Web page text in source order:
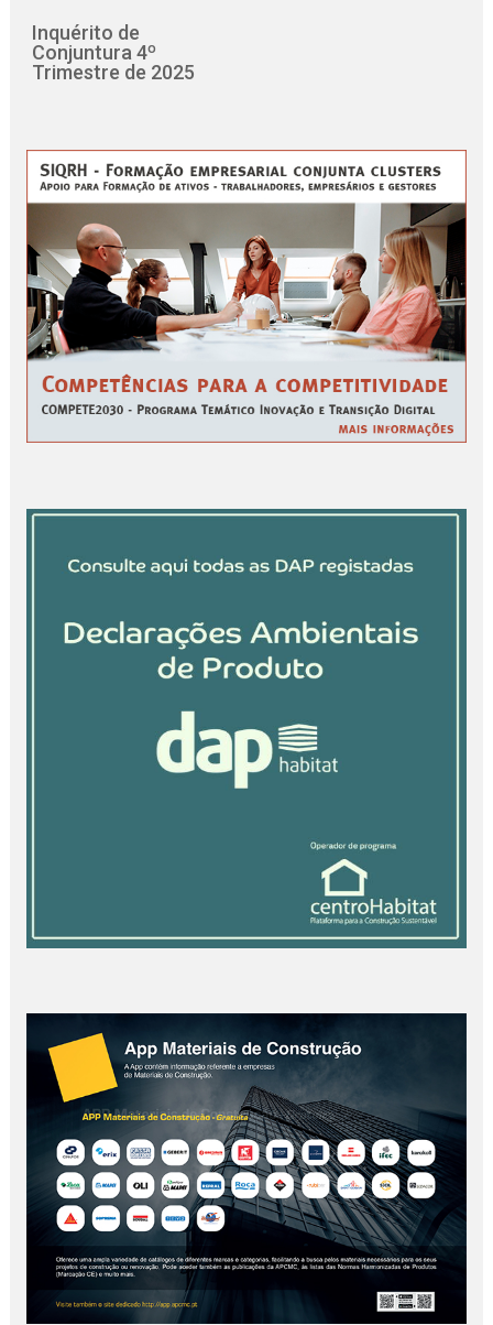
Inquérito de
Conjuntura 4º
Trimestre de 2025